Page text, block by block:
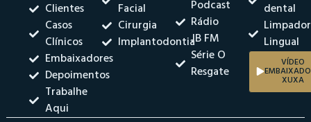
Clientes
Casos
Clínicos
Embaixadores
Depoimentos
Trabalhe
Aqui
Facial
Cirurgia
Implantodontia
Podcast
Rádio
JB FM
Série O
Resgate
dental
Limpador
Lingual
VÍDEO
XUXA